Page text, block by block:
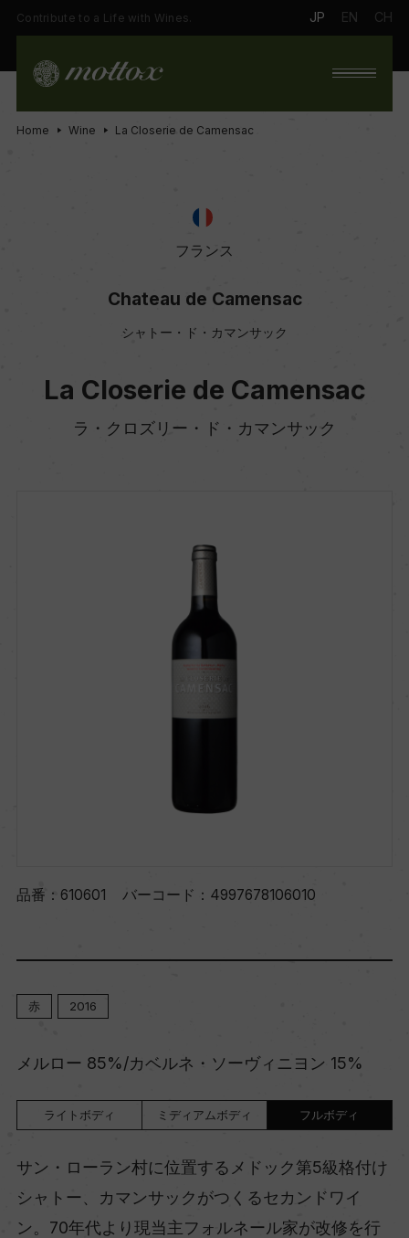
Contribute to a Life with Wines. JP EN CH
Home Wine La Closerie de Camensac
フランス
Chateau de Camensac
シャトー・ド・カマンサック
La Closerie de Camensac
ラ・クロズリー・ド・カマンサック
品番： 610601 バーコード： 4997678106010
赤 2016
メルロー 85%/カベルネ・ソーヴィニヨン 15%
ライトボディ ミディアムボディ フルボディ
サン・ローラン村に位置するメドック第5級格付け
シャトー、カマンサックがつくるセカンドワイ
ン。70年代より現当主フォルネール家が改修を行